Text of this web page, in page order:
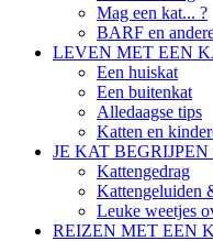
Mag een kat... ?
BARF en
LEVEN MET EEN
Een huiskat
Een buitenkat
Alledaagse tips
Katten en
JE KAT BEGRIJPEN
Kattengedrag
Kattengeluiden
Leuke weetjes
REIZEN MET EEN